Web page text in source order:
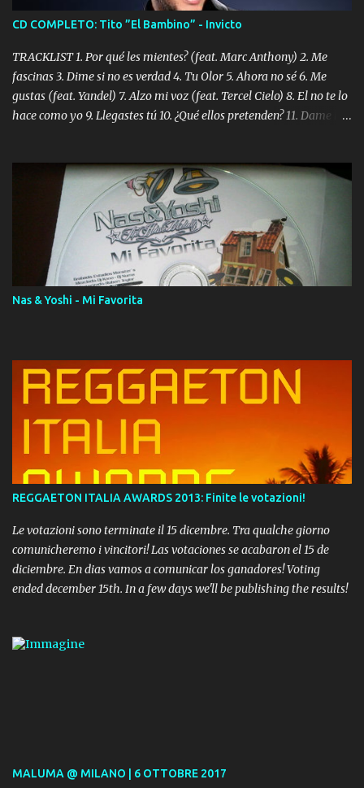
CD COMPLETO: Tito ”El Bambino” - Invicto
TRACKLIST 1. Por qué les mientes? (feat. Marc Anthony) 2. Me
fascinas 3. Dime si no es verdad 4. Tu Olor 5. Ahora no sé 6. Me
gustas (feat. Yandel) 7. Alzo mi voz (feat. Tercel Cielo) 8. El no te lo
hace como yo 9. Llegastes tú 10. ¿Qué ellos pretenden? 11. Dame la
Digital Booklet – Invicto ----------------------------- Nota:
Album proposto al massimo della qualità in formato iTunes Plus
AAC M4A; comprato su iTunes e a disposizione vostra per il
download. REGGAETON ITALIA Nosotros Somos Los Del
Momento!
Nas & Yoshi - Mi Favorita
REGGAETON ITALIA AWARDS 2013: Finite le votazioni!
Le votazioni sono terminate il 15 dicembre. Tra qualche giorno
comunicheremo i vincitori! Las votaciones se acabaron el 15 de
diciembre. En dias vamos a comunicar los ganadores! Voting
ended december 15th. In a few days we'll be publishing the results!
MALUMA @ MILANO | 6 OTTOBRE 2017